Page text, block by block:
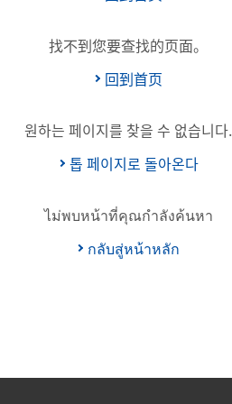
找不到您要查找的页面。
回到首页
원하는 페이지를 찾을 수 없습니다.
톱 페이지로 돌아온다
ไม่พบหน้าที่คุณกำลังค้นหา
กลับสู่หน้าหลัก